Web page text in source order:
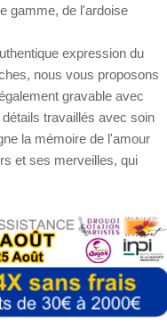
gamme, de l'ardoise
expression du
nous vous proposons
gravable avec
travaillés avec soin
la mémoire de l'amour
et ses merveilles, qui